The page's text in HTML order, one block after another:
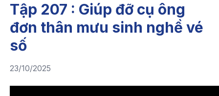
Tập 207 : Giúp đỡ cụ ông
đơn thân mưu sinh nghề vé
số
23/10/2025